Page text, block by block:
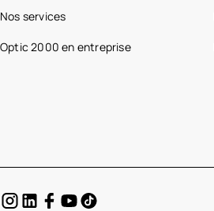
Nos services
Optic 2000 en entreprise